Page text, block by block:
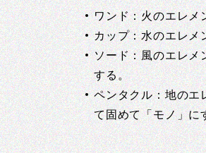
ワンド：火のエレメ
カップ：水のエレメ
ソード：風のエレメ
する。
ペンタクル：地のエ
て固めて「モノ」に